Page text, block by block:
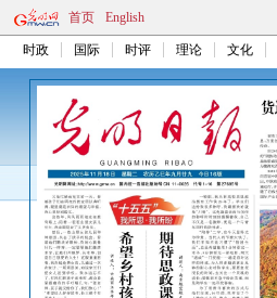
首页 English
时政 国际 时评 理论 文化